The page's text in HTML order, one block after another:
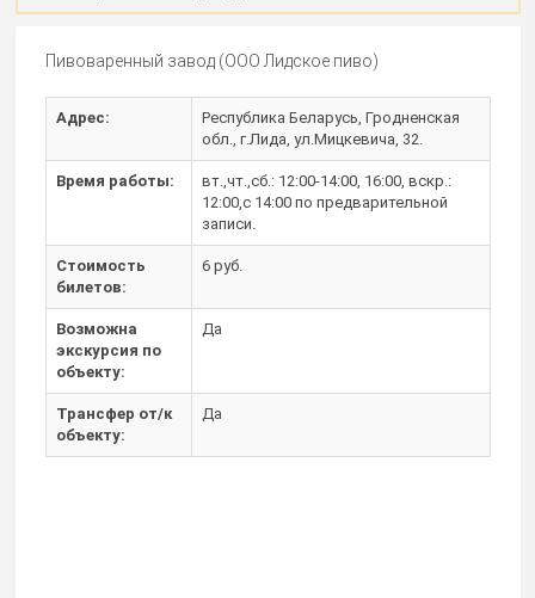
Пивоваренный завод (ООО Лидское пиво)
Адрес:
Республика Беларусь, Гродненская
обл., г.Лида, ул.Мицкевича, 32.
Время работы:
вт.,чт.,сб.: 12:00-14:00, 16:00, вскр.:
12:00,с 14:00 по предварительной
записи.
Стоимость
билетов:
6 руб.
Возможна
экскурсия по
объекту:
Да
Трансфер от/к
объекту:
Да